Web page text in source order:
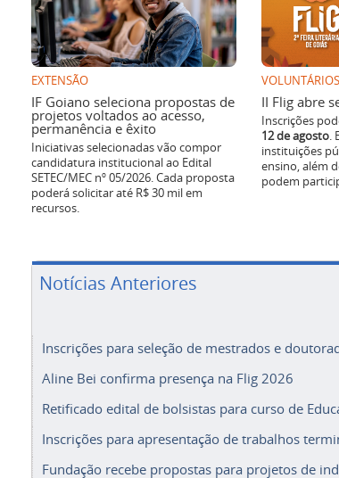
EXTENSÃO
IF Goiano seleciona propostas de
projetos voltados ao acesso,
permanência e êxito
Iniciativas selecionadas vão compor
candidatura institucional ao Edital
SETEC/MEC nº 05/2026. Cada proposta
poderá solicitar até R$ 30 mil em
recursos.
VOLUNTÁRIOS
II Flig abre
Inscrições
12 de agosto.
instituições
ensino, além
podem
Aline Bei confirma presença na Flig 2026
Retificado edital de bolsistas para curso de
Inscrições para apresentação de trabalhos
Fundação recebe propostas para projetos de
Divulgado resultado final de reembolso para